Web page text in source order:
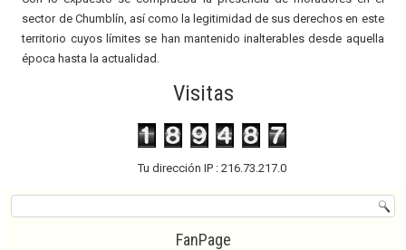
sector de Chumblín, así como la legitimidad de sus derechos en este
territorio cuyos límites se han mantenido inalterables desde aquella
época hasta la actualidad.
Visitas
Tu dirección IP : 216.73.217.0
FanPage